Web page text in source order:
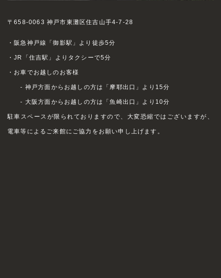
〒658-0063 神戸市東灘区住吉山手4-7-28
・阪急神戸線「御影駅」より徒歩5分
・JR「住吉駅」よりタクシーで5分
・お車でお越しのお客様
- 神戸方面からお越しの方は「摩耶出口」より15分
- 大阪方面からお越しの方は「魚崎出口」より10分
駐車スペースが限られておりますので、大変恐縮ではございますが、
電車等によるご来館にご協力をお願い申し上げます。